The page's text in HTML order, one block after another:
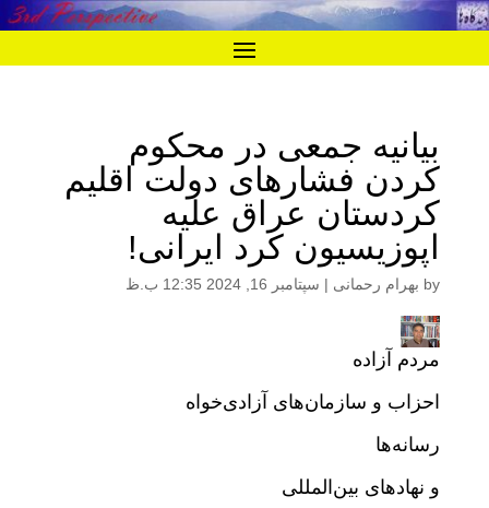
بیانیه جمعی در محکوم
کردن فشارهای دولت اقلیم
کردستان عراق علیه
اپوزیسیون کرد ایرانی!
by بهرام رحمانی | سپتامبر 16, 2024 12:35 ب.ظ
مردم آزاده
احزاب و سازمان‌های آزادی‌خواه
رسانه‌ها
و نهادهای بین‌المللی